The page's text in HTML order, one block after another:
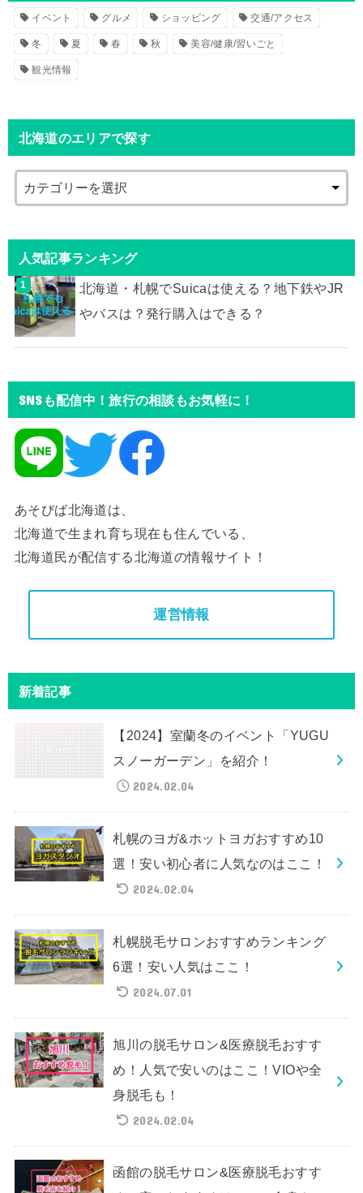
イベント グルメ ショッピング 交通/アクセス
冬 夏 春 秋 美容/健康/習いごと
観光情報
北海道のエリアで探す
人気記事ランキング
北海道・札幌でSuicaは使える？地下鉄やJR
やバスは？発行購入はできる？
SNSも配信中！旅行の相談もお気軽に！
あそびば北海道は、
北海道で生まれ育ち現在も住んでいる、
北海道民が配信する北海道の情報サイト！
運営情報
新着記事
【2024】室蘭冬のイベント「YUGU
スノーガーデン」を紹介！
2024.02.04
札幌のヨガ&ホットヨガおすすめ10
選！安い初心者に人気なのはここ！
2024.02.04
札幌脱毛サロンおすすめランキング
6選！安い人気はここ！
2024.07.01
旭川の脱毛サロン&医療脱毛おすす
め！人気で安いのはここ！VIOや全
身脱毛も！
2024.02.04
函館の脱毛サロン&医療脱毛おすす